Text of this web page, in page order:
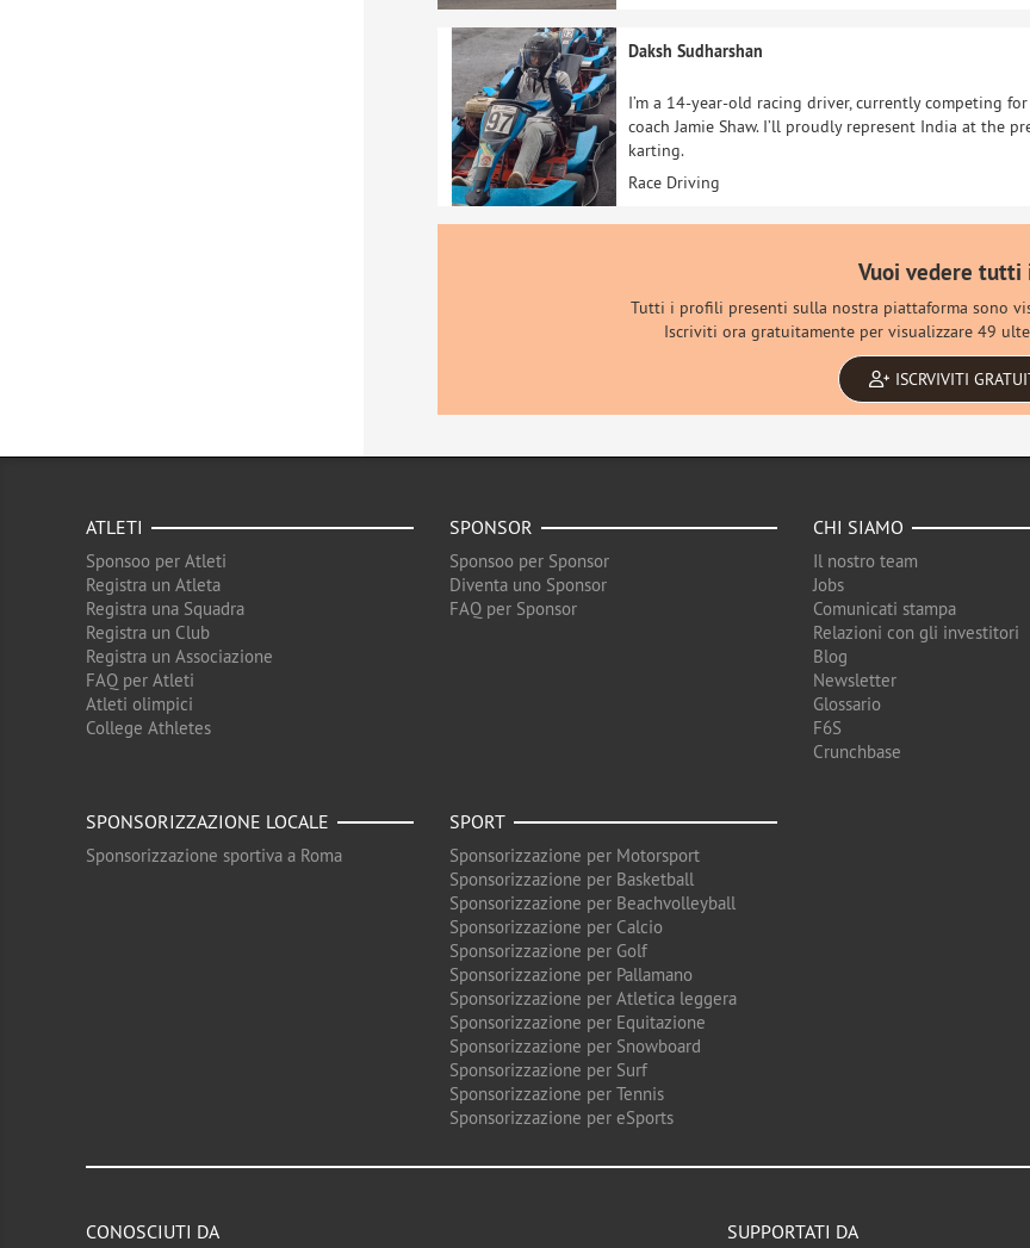
Daksh Sudharshan
I’m a 14-year-old racing driver, currently competing
coach Jamie Shaw. I’ll proudly represent India at the
karting.
Race Driving
Vuoi vedere tutti
Tutti i profili presenti sulla nostra piattaforma sono
Iscriviti ora gratuitamente per visualizzare 49
ISCRVIVITI
ATLETI
Sponsoo per Atleti
Registra un Atleta
Registra una Squadra
Registra un Club
Registra un Associazione
FAQ per Atleti
Atleti olimpici
College Athletes
SPONSOR
Sponsoo per Sponsor
Diventa uno Sponsor
FAQ per Sponsor
CHI SIAMO
Il nostro team
Jobs
Comunicati stampa
Relazioni con gli investitori
Blog
Newsletter
Glossario
F6S
Crunchbase
SPONSORIZZAZIONE LOCALE
Sponsorizzazione sportiva a Roma
SPORT
Sponsorizzazione per Motorsport
Sponsorizzazione per Basketball
Sponsorizzazione per Beachvolleyball
Sponsorizzazione per Calcio
Sponsorizzazione per Golf
Sponsorizzazione per Pallamano
Sponsorizzazione per Atletica leggera
Sponsorizzazione per Equitazione
Sponsorizzazione per Snowboard
Sponsorizzazione per Surf
Sponsorizzazione per Tennis
Sponsorizzazione per eSports
CONOSCIUTI DA SUPPORTATI DA